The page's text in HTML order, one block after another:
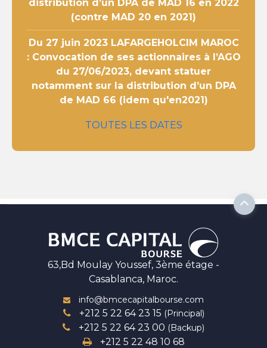
distribution d’un DPA de MAD 16 en 2022
(contre MAD 20 en 2021)
Du 27 juin 2023LAFARGEHOLCIM MAROC
: Convocation de ses actionnaires à l’AGO
du 27/06/2023, devant statuer
notamment sur la distribution d’un DPA
de MAD 66 (idem qu'en2021)
TOUTES LES DATES
63,Bd Moulay Youssef, 3ème étage -
Casablanca, Maroc.
info@bmcecapitalbourse.com
+212 5 22 64 23 15 (Principal)
+212 5 22 64 23 00 (Backup)
+212 5 22 48 10 68